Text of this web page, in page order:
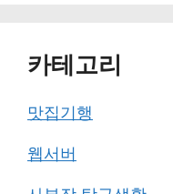
카테고리
맛집기행
웹서버